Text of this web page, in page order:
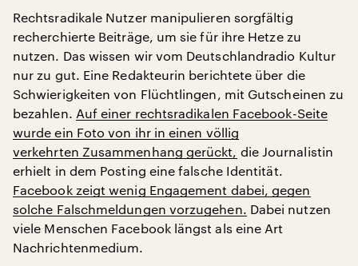
Rechtsradikale Nutzer manipulieren sorgfältig
recherchierte Beiträge, um sie für ihre Hetze zu
nutzen. Das wissen wir vom Deutschlandradio Kultur
nur zu gut. Eine Redakteurin berichtete über die
Schwierigkeiten von Flüchtlingen, mit Gutscheinen zu
bezahlen. Auf einer rechtsradikalen Facebook-Seite
wurde ein Foto von ihr in einen völlig
verkehrten Zusammenhang gerückt, die Journalistin
erhielt in dem Posting eine falsche Identität.
Facebook zeigt wenig Engagement dabei, gegen
solche Falschmeldungen vorzugehen. Dabei nutzen
viele Menschen Facebook längst als eine Art
Nachrichtenmedium.